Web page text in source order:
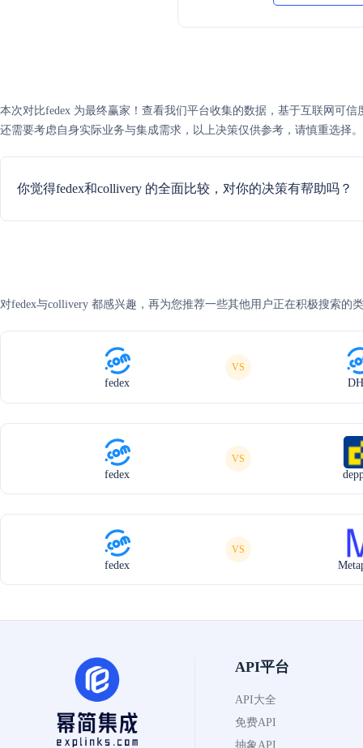
本次对比fedex 为最终赢家！查看我们平台收集的数据，基于互联网可
还需要考虑自身实际业务与集成需求，以上决策仅供参考，请慎重选择。
你觉得fedex和collivery 的全面比较，对你的决策有帮助吗？
对fedex与collivery 都感兴趣，再为您推荐一些其他用户正在积极搜索的
fedex
VS
fedex
VS
fedex
VS
API平台
API大全
免费API
抽象API